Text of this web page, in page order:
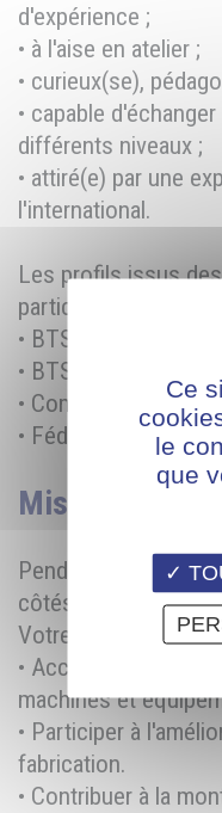
d'expérience ;
• à l'aise en atelier ;
• curieux(se),
• capable
différents niveaux ;
• attiré(e) par une
l'international.
Les profils issus
particulièrement
• BTS ERA (Étude
• BTS DRB
• Compagnons du
• Fédération
Missions :
Pendant 6 mois,
côtés de la
Votre rôle sera de :
• Accompagner les
machines et
• Participer à
fabrication.
• Contribuer à la
Ce
le
que